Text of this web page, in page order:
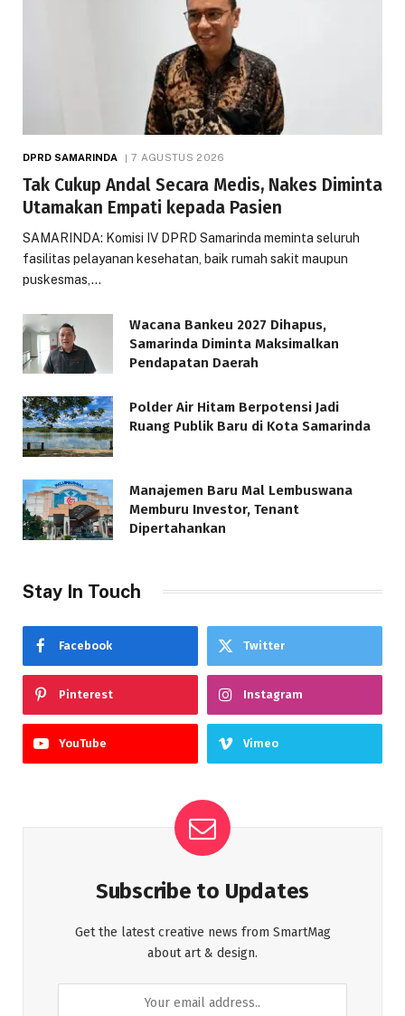
DPRD SAMARINDA 7 AGUSTUS 2026
Tak Cukup Andal Secara Medis, Nakes Diminta
Utamakan Empati kepada Pasien
SAMARINDA: Komisi IV DPRD Samarinda meminta seluruh
fasilitas pelayanan kesehatan, baik rumah sakit maupun
puskesmas,…
Wacana Bankeu 2027 Dihapus,
Samarinda Diminta Maksimalkan
Pendapatan Daerah
Polder Air Hitam Berpotensi Jadi
Ruang Publik Baru di Kota Samarinda
Manajemen Baru Mal Lembuswana
Memburu Investor, Tenant
Dipertahankan
Stay In Touch
Facebook Twitter
Pinterest Instagram
YouTube Vimeo
Subscribe to Updates
Get the latest creative news from SmartMag
about art & design.